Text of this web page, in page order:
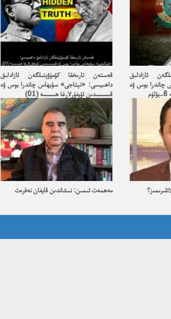
ئازادلىق
چاندرا بوس ۋە
قەستەن تارىخقا كۆمۈۋېتىلگەن ئازادلىق
داھىيسى: «نېتاجى» سۇبھاس چاندرا بوس ۋە
قىسسىدىن ئۇيغۇرلارغا ھىسسە (01)
مەھمەت ئىمىن: نىشاندىن قايغان نەفرەت